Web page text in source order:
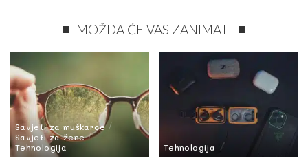
MOŽDA ĆE VAS ZANIMATI
Savjeti za muškarce
Savjeti za žene
Tehnologija
Tehnologija